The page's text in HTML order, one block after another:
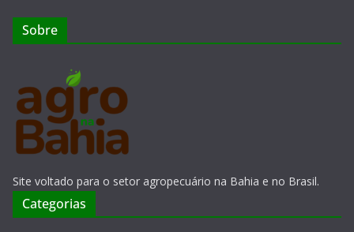
Sobre
Site voltado para o setor agropecuário na Bahia e no Brasil.
Categorias